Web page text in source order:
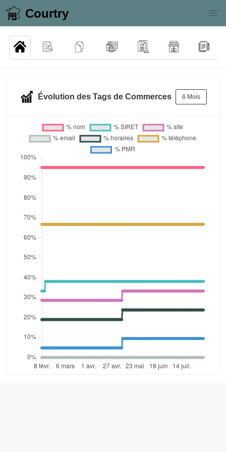
Courtry
Évolution des Tags de Commerces 6 Mois